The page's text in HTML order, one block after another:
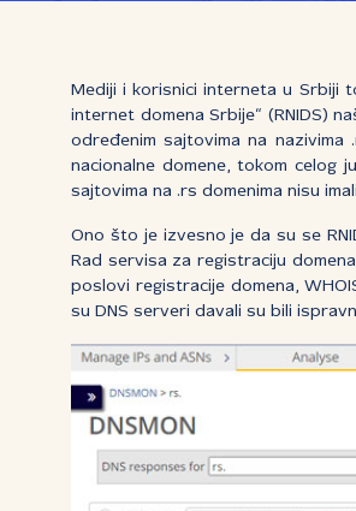
Mediji i korisnici interneta u Srbiji
internet domena Srbije“ (RNIDS)
određenim sajtovima na nazivima
nacionalne domene, tokom celog
sajtovima na .rs domenima nisu
Ono što je izvesno je da su se
Rad servisa za registraciju
poslovi registracije domena,
su DNS serveri davali su bili